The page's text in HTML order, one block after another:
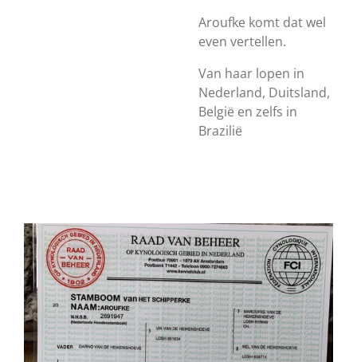
Aroufke komt dat wel
even vertellen.
Van haar lopen in
Nederland, Duitsland,
België en zelfs in
Brazilië